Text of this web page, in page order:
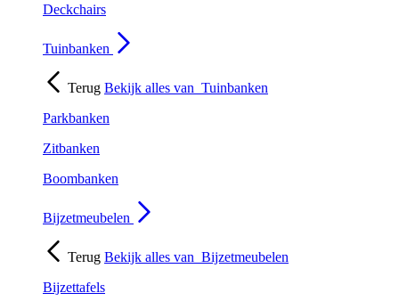
Deckchairs
Tuinbanken
Terug Bekijk alles van Tuinbanken
Parkbanken
Zitbanken
Boombanken
Bijzetmeubelen
Terug Bekijk alles van Bijzetmeubelen
Bijzettafels